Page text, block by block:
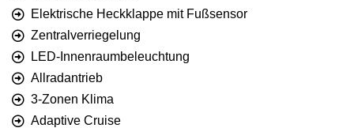
Elektrische Heckklappe mit Fußsensor
Zentralverriegelung
LED-Innenraumbeleuchtung
Allradantrieb
3-Zonen Klima
Adaptive Cruise